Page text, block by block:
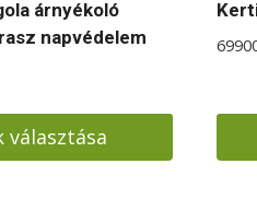
árnyékoló
napvédelem
választása